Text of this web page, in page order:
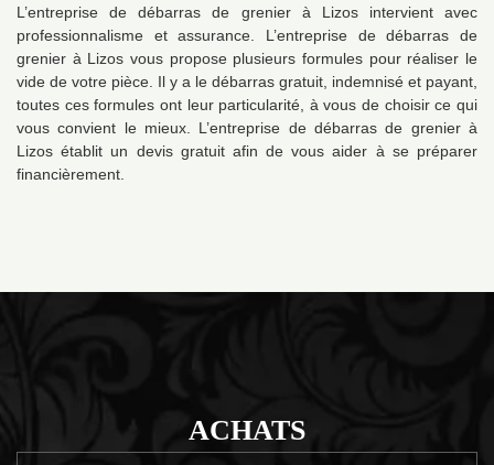
L’entreprise de débarras de grenier à Lizos intervient avec
professionnalisme et assurance. L’entreprise de débarras de
grenier à Lizos vous propose plusieurs formules pour réaliser le
vide de votre pièce. Il y a le débarras gratuit, indemnisé et payant,
toutes ces formules ont leur particularité, à vous de choisir ce qui
vous convient le mieux. L’entreprise de débarras de grenier à
Lizos établit un devis gratuit afin de vous aider à se préparer
financièrement.
ACHATS